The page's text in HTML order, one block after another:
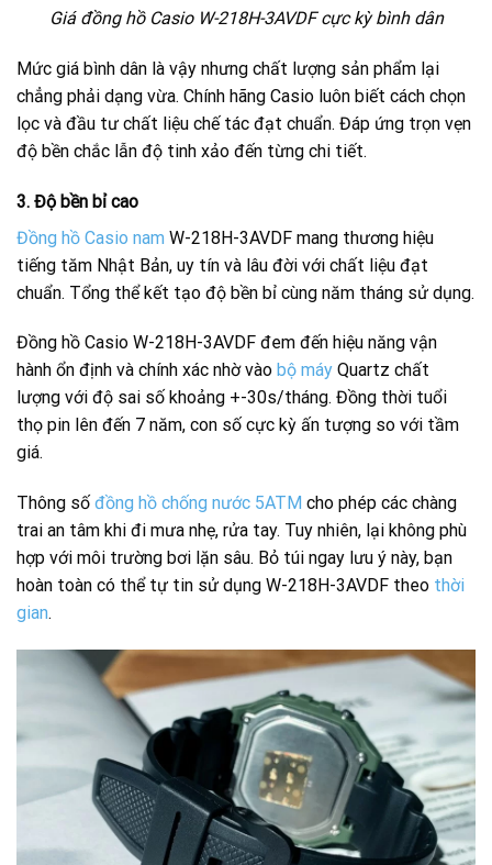
Giá đồng hồ Casio W-218H-3AVDF cực kỳ bình dân
Mức giá bình dân là vậy nhưng chất lượng sản phẩm lại
chẳng phải dạng vừa. Chính hãng Casio luôn biết cách chọn
lọc và đầu tư chất liệu chế tác đạt chuẩn. Đáp ứng trọn vẹn
độ bền chắc lẫn độ tinh xảo đến từng chi tiết.
3. Độ bền bỉ cao
Đồng hồ Casio nam W-218H-3AVDF mang thương hiệu
tiếng tăm Nhật Bản, uy tín và lâu đời với chất liệu đạt
chuẩn. Tổng thể kết tạo độ bền bỉ cùng năm tháng sử dụng.
Đồng hồ Casio W-218H-3AVDF đem đến hiệu năng vận
hành ổn định và chính xác nhờ vào bộ máy Quartz chất
lượng với độ sai số khoảng +-30s/tháng. Đồng thời tuổi
thọ pin lên đến 7 năm, con số cực kỳ ấn tượng so với tầm
giá.
Thông số đồng hồ chống nước 5ATM cho phép các chàng
trai an tâm khi đi mưa nhẹ, rửa tay. Tuy nhiên, lại không phù
hợp với môi trường bơi lặn sâu. Bỏ túi ngay lưu ý này, bạn
hoàn toàn có thể tự tin sử dụng W-218H-3AVDF theo thời
gian.